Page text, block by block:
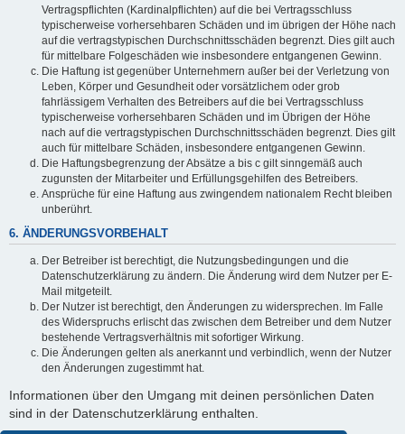
Vertragspflichten (Kardinalpflichten) auf die bei Vertragsschluss
typischerweise vorhersehbaren Schäden und im übrigen der Höhe nach
auf die vertragstypischen Durchschnittsschäden begrenzt. Dies gilt auch
für mittelbare Folgeschäden wie insbesondere entgangenen Gewinn.
Die Haftung ist gegenüber Unternehmern außer bei der Verletzung von
Leben, Körper und Gesundheit oder vorsätzlichem oder grob
fahrlässigem Verhalten des Betreibers auf die bei Vertragsschluss
typischerweise vorhersehbaren Schäden und im Übrigen der Höhe
nach auf die vertragstypischen Durchschnittsschäden begrenzt. Dies gilt
auch für mittelbare Schäden, insbesondere entgangenen Gewinn.
Die Haftungsbegrenzung der Absätze a bis c gilt sinngemäß auch
zugunsten der Mitarbeiter und Erfüllungsgehilfen des Betreibers.
Ansprüche für eine Haftung aus zwingendem nationalem Recht bleiben
unberührt.
6. ÄNDERUNGSVORBEHALT
Der Betreiber ist berechtigt, die Nutzungsbedingungen und die
Datenschutzerklärung zu ändern. Die Änderung wird dem Nutzer per E-
Mail mitgeteilt.
Der Nutzer ist berechtigt, den Änderungen zu widersprechen. Im Falle
des Widerspruchs erlischt das zwischen dem Betreiber und dem Nutzer
bestehende Vertragsverhältnis mit sofortiger Wirkung.
Die Änderungen gelten als anerkannt und verbindlich, wenn der Nutzer
den Änderungen zugestimmt hat.
Informationen über den Umgang mit deinen persönlichen Daten
sind in der Datenschutzerklärung enthalten.